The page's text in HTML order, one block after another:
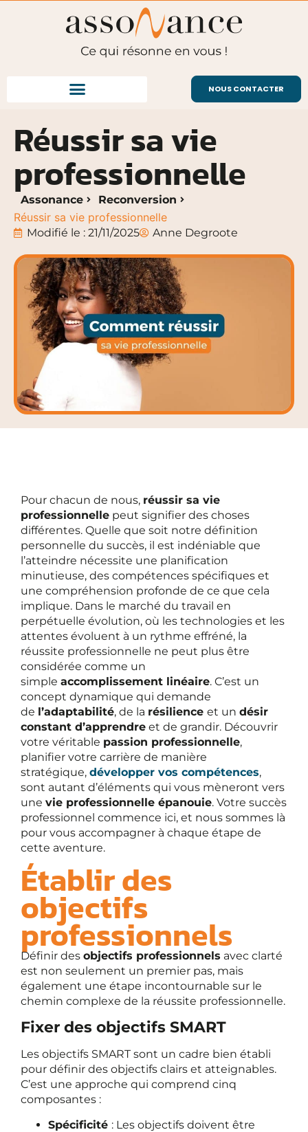
NOUS CONTACTER
Réussir sa vie
professionnelle
Assonance Reconversion
Réussir sa vie professionnelle
Modifié le : 21/11/2025 Anne Degroote
Pour chacun de nous, réussir sa vie
professionnelle peut signifier des choses
différentes. Quelle que soit notre définition
personnelle du succès, il est indéniable que
l’atteindre nécessite une planification
minutieuse, des compétences spécifiques et
une compréhension profonde de ce que cela
implique. Dans le marché du travail en
perpétuelle évolution, où les technologies et les
attentes évoluent à un rythme effréné, la
réussite professionnelle ne peut plus être
considérée comme un
simple accomplissement linéaire. C’est un
concept dynamique qui demande
de l’adaptabilité, de la résilience et un désir
constant d’apprendre et de grandir. Découvrir
votre véritable passion professionnelle,
planifier votre carrière de manière
stratégique, développer vos compétences,
sont autant d’éléments qui vous mèneront vers
une vie professionnelle épanouie. Votre succès
professionnel commence ici, et nous sommes là
pour vous accompagner à chaque étape de
cette aventure.
Établir des
objectifs
professionnels
Définir des objectifs professionnels avec clarté
est non seulement un premier pas, mais
également une étape incontournable sur le
chemin complexe de la réussite professionnelle.
Fixer des objectifs SMART
Les objectifs SMART sont un cadre bien établi
pour définir des objectifs clairs et atteignables.
C’est une approche qui comprend cinq
composantes :
Spécificité : Les objectifs doivent être